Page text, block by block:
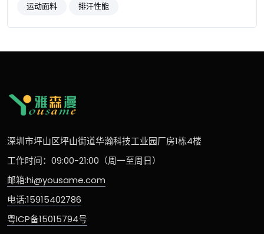
运动面料
排汗性能
深圳市坪山区坪山街道华瀚科技工业园厂房1栋4楼
工作时间：09:00-21:00（周一至周日）
邮箱:hi@yousame.com
电话:15915402786
粤ICP备15015794号